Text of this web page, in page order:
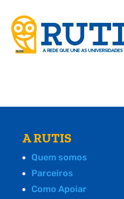
A RUTIS
Quem somos
Parceiros
Como Apoiar